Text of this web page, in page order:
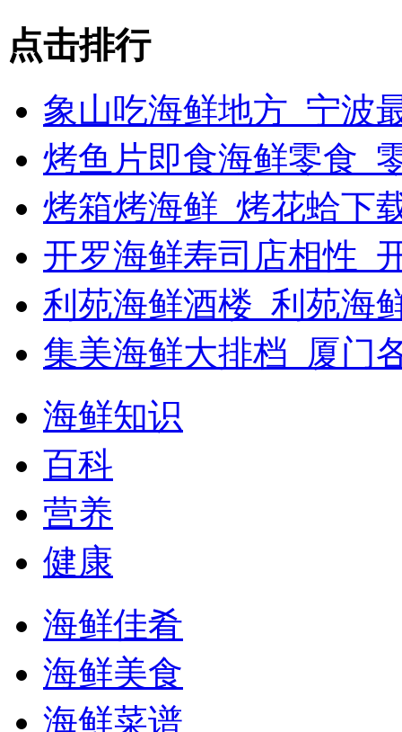
点击排行
象山吃海鲜地方_宁波
烤鱼片即食海鲜零食_
烤箱烤海鲜_烤花蛤下
开罗海鲜寿司店相性_
利苑海鲜酒楼_利苑海
集美海鲜大排档_厦门
海鲜知识
百科
营养
健康
海鲜佳肴
海鲜美食
海鲜菜谱